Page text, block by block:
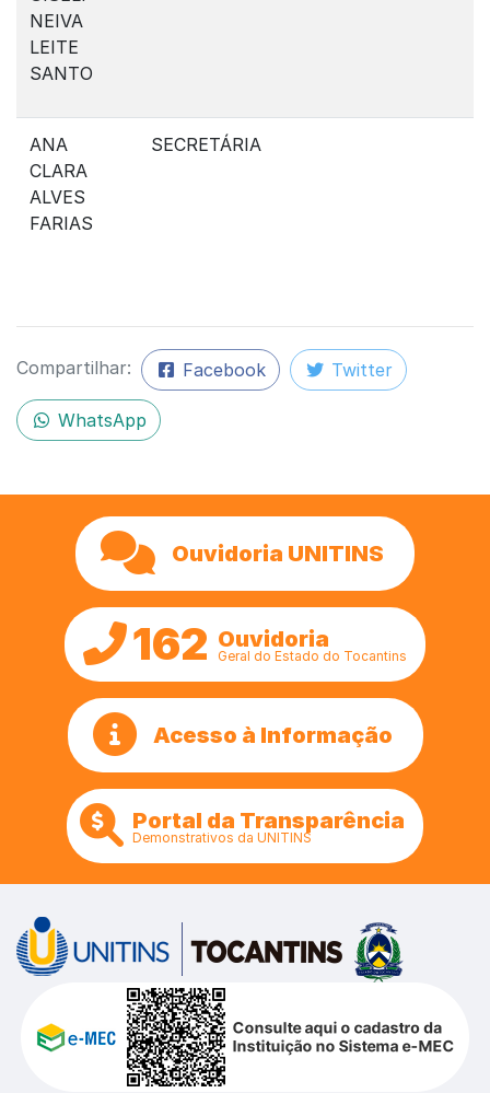
NEIVA
LEITE
SANTO
ANA
CLARA
ALVES
FARIAS
SECRETÁRIA
Compartilhar: Facebook Twitter
WhatsApp
Ouvidoria UNITINS
162 Ouvidoria
Geral do Estado do Tocantins
Acesso à Informação
Portal da Transparência
Demonstrativos da UNITINS